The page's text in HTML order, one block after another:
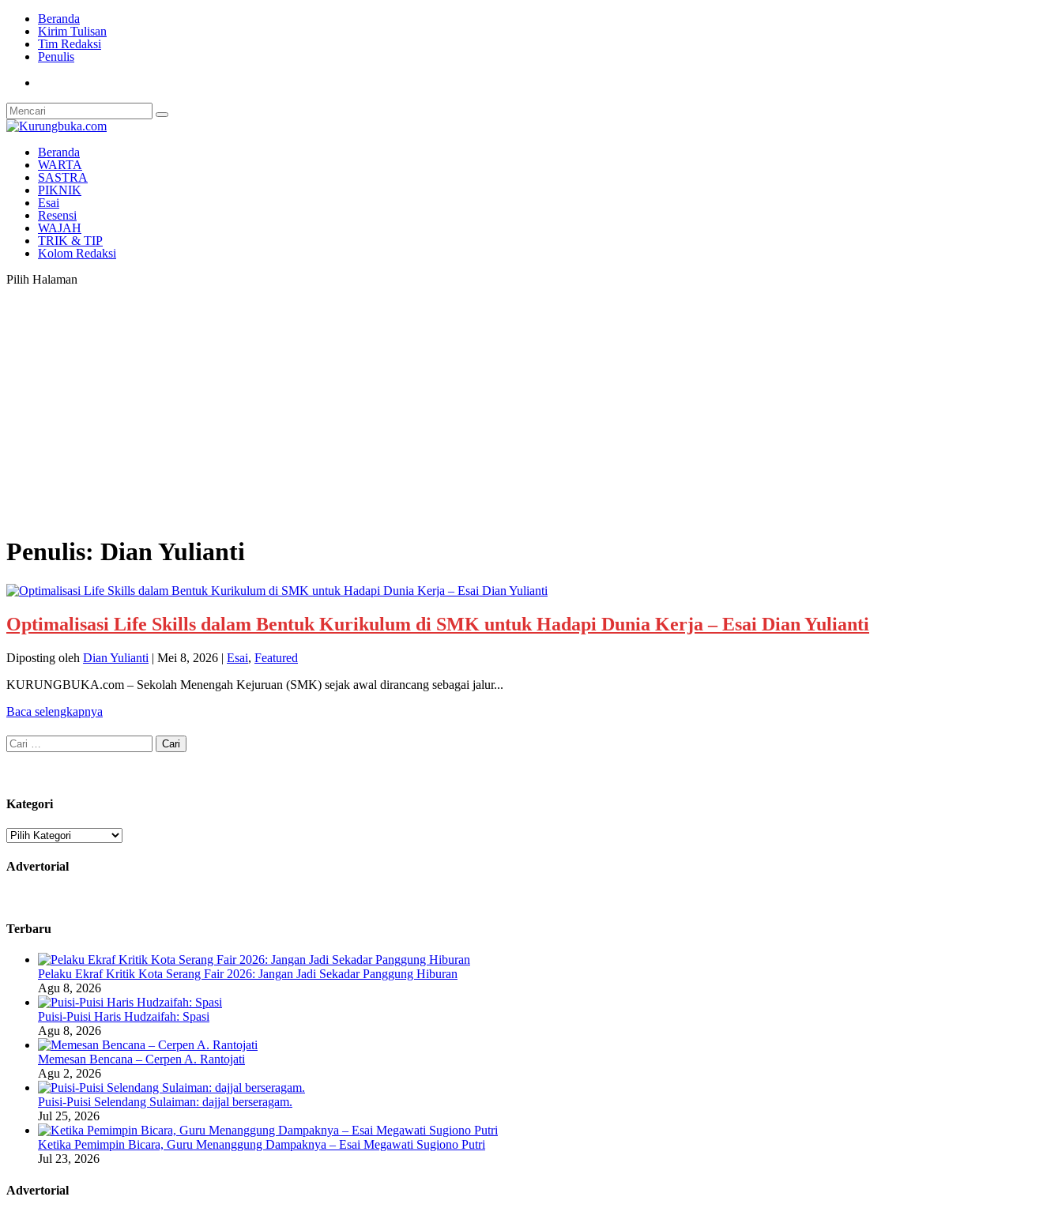
Beranda
Kirim Tulisan
Tim Redaksi
Penulis
Beranda
WARTA
SASTRA
PIKNIK
Esai
Resensi
WAJAH
TRIK & TIP
Kolom Redaksi
Pilih Halaman
Penulis: Dian Yulianti
Optimalisasi Life Skills dalam Bentuk Kurikulum di SMK untuk Hadapi Dunia Kerja – Esai Dian Yulianti
Diposting oleh Dian Yulianti | Mei 8, 2026 | Esai, Featured
KURUNGBUKA.com – Sekolah Menengah Kejuruan (SMK) sejak awal dirancang sebagai jalur...
Baca selengkapnya
Cari
untuk:
Kategori
Kategori
Advertorial
Terbaru
Pelaku Ekraf Kritik Kota Serang Fair 2026: Jangan Jadi Sekadar Panggung Hiburan
Agu 8, 2026
Puisi-Puisi Haris Hudzaifah: Spasi
Agu 8, 2026
Memesan Bencana – Cerpen A. Rantojati
Agu 2, 2026
Puisi-Puisi Selendang Sulaiman: dajjal berseragam.
Jul 25, 2026
Ketika Pemimpin Bicara, Guru Menanggung Dampaknya – Esai Megawati Sugiono Putri
Jul 23, 2026
Advertorial